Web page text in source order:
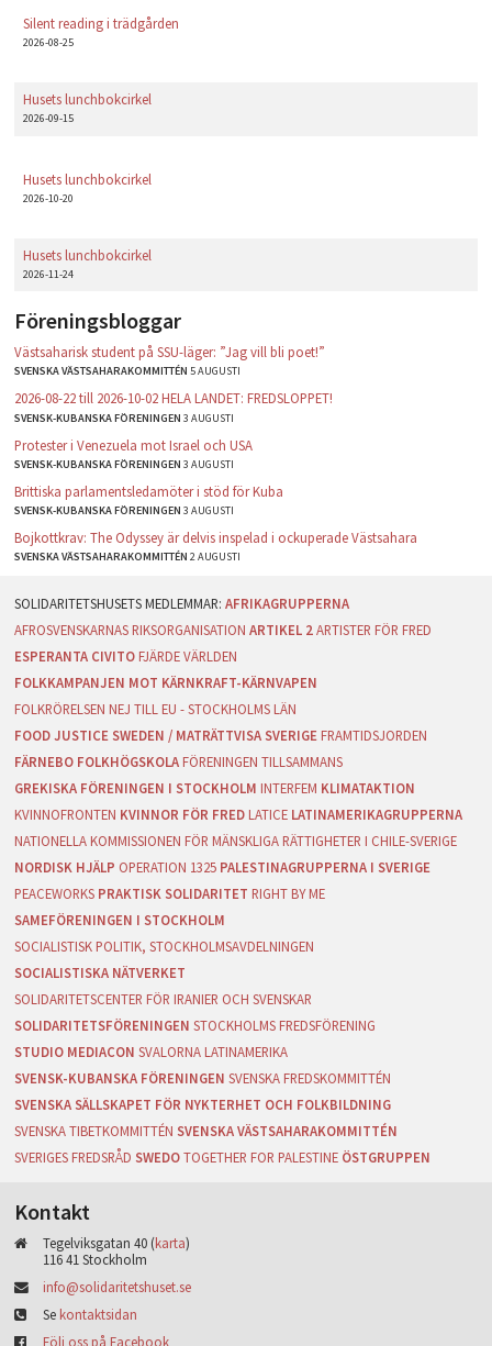
Silent reading i trädgården
2026-08-25
Husets lunchbokcirkel
2026-09-15
Husets lunchbokcirkel
2026-10-20
Husets lunchbokcirkel
2026-11-24
Föreningsbloggar
Västsaharisk student på SSU-läger: ”Jag vill bli poet!”
SVENSKA VÄSTSAHARAKOMMITTÉN5 AUGUSTI
2026-08-22 till 2026-10-02 HELA LANDET: FREDSLOPPET!
SVENSK-KUBANSKA FÖRENINGEN3 AUGUSTI
Protester i Venezuela mot Israel och USA
SVENSK-KUBANSKA FÖRENINGEN3 AUGUSTI
Brittiska parlamentsledamöter i stöd för Kuba
SVENSK-KUBANSKA FÖRENINGEN3 AUGUSTI
Bojkottkrav: The Odyssey är delvis inspelad i ockuperade Västsahara
SVENSKA VÄSTSAHARAKOMMITTÉN2 AUGUSTI
AFRIKAGRUPPERNA
AFROSVENSKARNAS RIKSORGANISATION ARTIKEL 2 ARTISTER FÖR FRED
ESPERANTA CIVITO FJÄRDE VÄRLDEN
FOLKKAMPANJEN MOT KÄRNKRAFT-KÄRNVAPEN
FOLKRÖRELSEN NEJ TILL EU - STOCKHOLMS LÄN
FOOD JUSTICE SWEDEN / MATRÄTTVISA SVERIGE FRAMTIDSJORDEN
FÄRNEBO FOLKHÖGSKOLA FÖRENINGEN TILLSAMMANS
GREKISKA FÖRENINGEN I STOCKHOLM INTERFEM KLIMATAKTION
KVINNOFRONTEN KVINNOR FÖR FRED LATICE LATINAMERIKAGRUPPERNA
NATIONELLA KOMMISSIONEN FÖR MÄNSKLIGA RÄTTIGHETER I CHILE-SVERIGE
NORDISK HJÄLP OPERATION 1325 PALESTINAGRUPPERNA I SVERIGE
PEACEWORKS PRAKTISK SOLIDARITET RIGHT BY ME
SAMEFÖRENINGEN I STOCKHOLM
SOCIALISTISK POLITIK, STOCKHOLMSAVDELNINGEN
SOCIALISTISKA NÄTVERKET
SOLIDARITETSCENTER FÖR IRANIER OCH SVENSKAR
SOLIDARITETSFÖRENINGEN STOCKHOLMS FREDSFÖRENING
STUDIO MEDIACON SVALORNA LATINAMERIKA
SVENSK-KUBANSKA FÖRENINGEN SVENSKA FREDSKOMMITTÉN
SVENSKA SÄLLSKAPET FÖR NYKTERHET OCH FOLKBILDNING
SVENSKA TIBETKOMMITTÉN SVENSKA VÄSTSAHARAKOMMITTÉN
SVERIGES FREDSRÅD SWEDO TOGETHER FOR PALESTINE ÖSTGRUPPEN
Kontakt
Tegelviksgatan 40 (karta)
116 41 Stockholm
info@solidaritetshuset.se
Se kontaktsidan
Följ oss på Facebook